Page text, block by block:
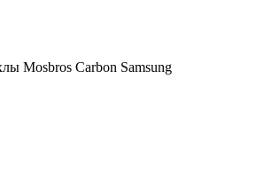
Mosbros Carbon Samsung